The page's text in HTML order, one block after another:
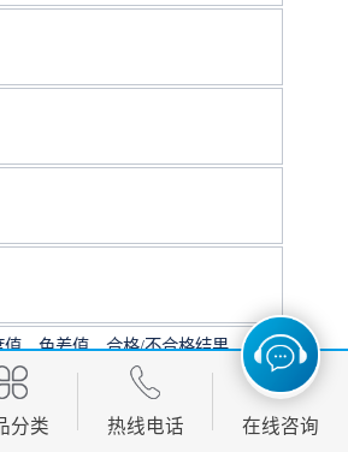
值，色差值，合格/不合格结果，颜色
色偏向,反射率（部分通过手机APP实
分类 热线电话 在线咨询